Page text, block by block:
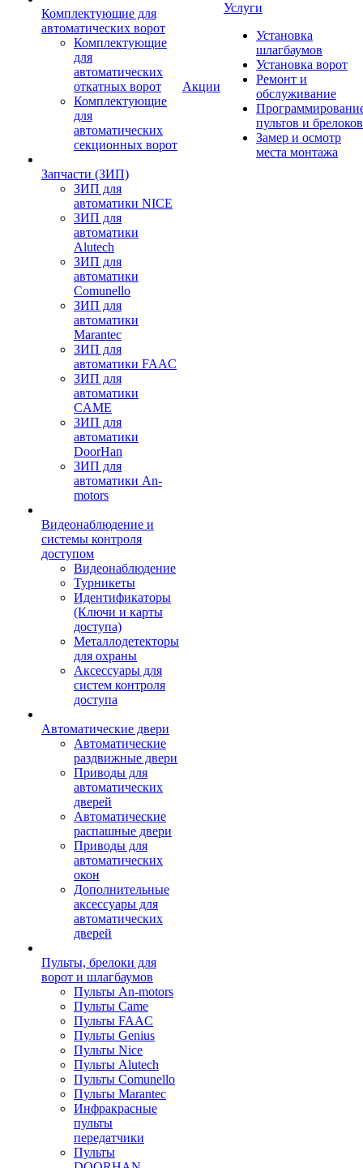
Комплектующие для
автоматических ворот
Комплектующие
для
автоматических
откатных ворот
Комплектующие
для
автоматических
секционных ворот
Запчасти (ЗИП)
ЗИП для
автоматики NICE
ЗИП для
автоматики
Alutech
ЗИП для
автоматики
Comunello
ЗИП для
автоматики
Marantec
ЗИП для
автоматики FAAC
ЗИП для
автоматики
CAME
ЗИП для
автоматики
DoorHan
ЗИП для
автоматики An-
motors
Видеонаблюдение и
системы контроля
доступом
Видеонаблюдение
Турникеты
Идентификаторы
(Ключи и карты
доступа)
Металлодетекторы
для охраны
Аксессуары для
систем контроля
доступа
Автоматические двери
Автоматические
раздвижные двери
Приводы для
автоматических
дверей
Автоматические
распашные двери
Приводы для
автоматических
окон
Дополнительные
аксессуары для
автоматических
дверей
Пульты, брелоки для
ворот и шлагбаумов
Пульты An-motors
Пульты Came
Пульты FAAC
Пульты Genius
Пульты Nice
Пульты Alutech
Пульты Сomunello
Пульты Marantec
Инфракрасные
пульты
передатчики
Пульты
Акции
Услуги
Установка
шлагбаумов
Установка ворот
Ремонт и
обслуживание
пультов и брелоков
Замер и осмотр
места монтажа